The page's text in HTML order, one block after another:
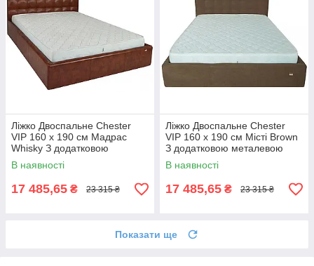
Ліжко Двоспальне Chester
VIP 160 х 190 см Мадрас
Whisky З додатковою
металевою цільнозварною
рамою Коричневий
В наявності
17 485,65 ₴ 23 315 ₴
Ліжко Двоспальне Chester
VIP 160 х 190 см Місті Brown
З додатковою металевою
цільнозварною рамою
Коричневий
В наявності
17 485,65 ₴ 23 315 ₴
Показати ще